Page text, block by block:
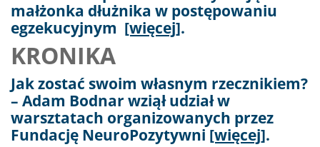
małżonka dłużnika w postępowaniu
egzekucyjnym [więcej].
KRONIKA
Jak zostać swoim własnym rzecznikiem?
– Adam Bodnar wziął udział w
warsztatach organizowanych przez
Fundację NeuroPozytywni [więcej].